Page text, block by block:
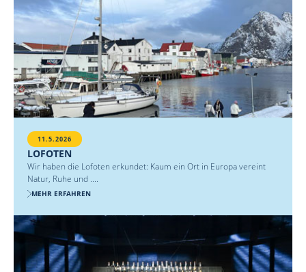
11.5.2026
LOFOTEN
Wir haben die Lofoten erkundet: Kaum ein Ort in Europa vereint
Natur, Ruhe und ....
MEHR ERFAHREN